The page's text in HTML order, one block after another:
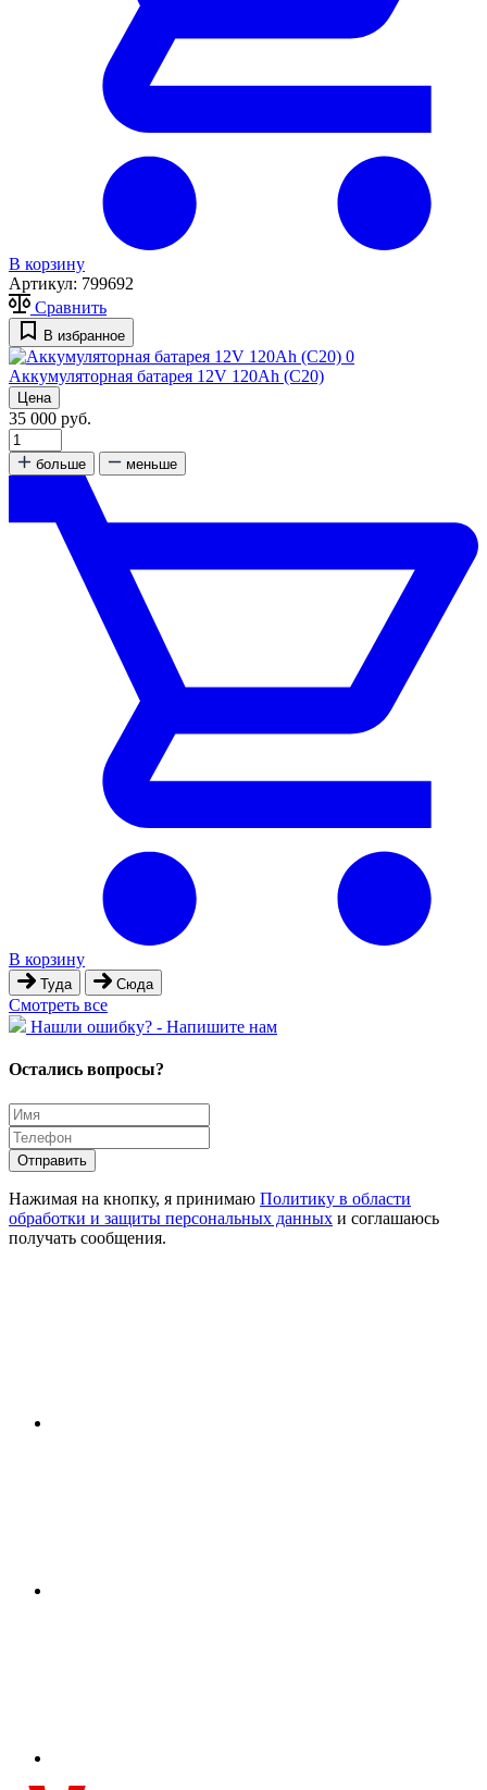
В корзину
Артикул: 799692
Сравнить
В избранное
0
Аккумуляторная батарея 12V 120Ah (C20)
Цена
35 000 руб.
больше меньше
В корзину
Туда Сюда
Cмотреть все
Hашли ошибку? - Напишите нам
Остались вопросы?
Отправить
Нажимая на кнопку, я принимаю Политику в области
обработки и защиты персональных данных и соглашаюсь
получать сообщения.